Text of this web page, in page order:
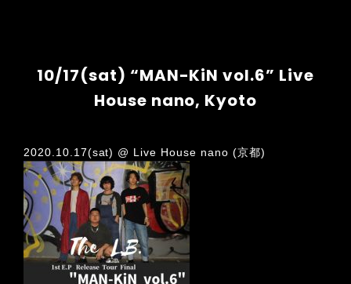
10/17(sat) “MAN-KiN vol.6” Live
House nano, Kyoto
2020.10.17(sat) @ Live House nano (京都)